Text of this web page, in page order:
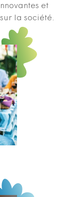
et
la société.